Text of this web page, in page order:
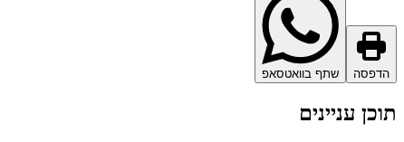
הדפסה שתף בוואטסאפ
תוכן עניינים